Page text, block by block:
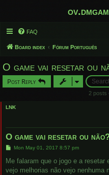
FAQ
Board index Fórum Português
O game vai resetar ou
Post Reply
2 posts
LNK
O game vai resetar ou
P
s
Mon May 01, 2017 8:57 pm
Me falaram que o jogo e a resetar
vejo melhorias não vejo nenhuma